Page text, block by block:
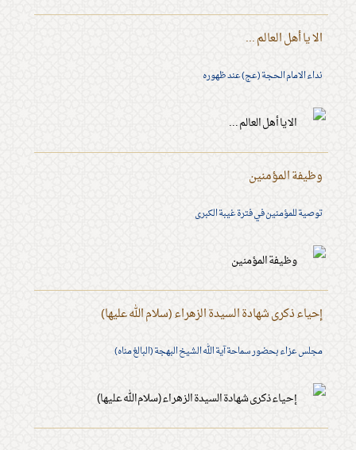
الا يا أهل العالم ...
نداء الامام الحجة (عج) عند ظهوره
وظيفة المؤمنين
توصية للمؤمنين في فترة غيبة الكبرى
إحياء ذكرى شهادة السيدة الزهراء (سلام الله عليها)
مجلس عزاء بحضور سماحة آية الله الشيخ البهجة (البالغ مناه)